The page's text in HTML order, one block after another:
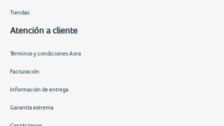
Tiendas
Atención a cliente
Términos y condiciones Aora
Facturación
Información de entrega
Garantía extrema